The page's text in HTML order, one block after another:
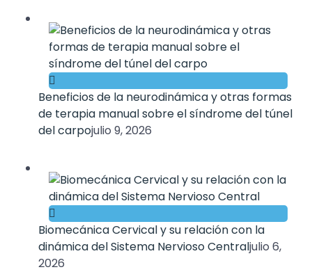
Beneficios de la neurodinámica y otras formas
de terapia manual sobre el síndrome del túnel
del carpojulio 9, 2026
Biomecánica Cervical y su relación con la
dinámica del Sistema Nervioso Centraljulio 6,
2026